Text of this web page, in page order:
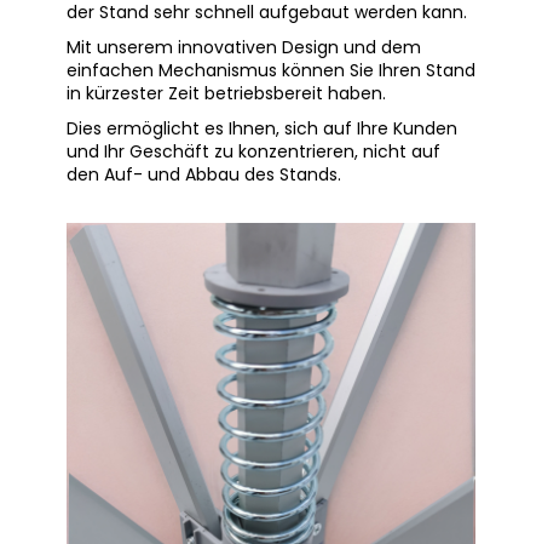
der Stand sehr schnell aufgebaut werden kann.
Mit unserem innovativen Design und dem
einfachen Mechanismus können Sie Ihren Stand
in kürzester Zeit betriebsbereit haben.
Dies ermöglicht es Ihnen, sich auf Ihre Kunden
und Ihr Geschäft zu konzentrieren, nicht auf
den Auf- und Abbau des Stands.